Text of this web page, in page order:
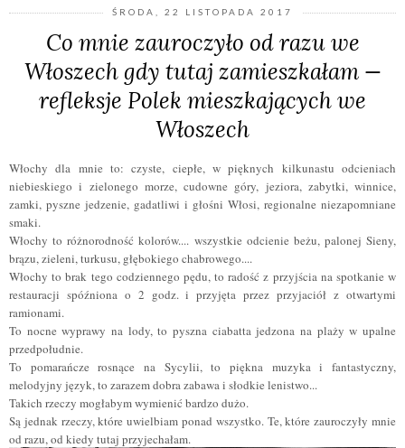
ŚRODA, 22 LISTOPADA 2017
Co mnie zauroczyło od razu we
Włoszech gdy tutaj zamieszkałam —
refleksje Polek mieszkających we
Włoszech
Włochy dla mnie to: czyste, ciepłe, w pięknych kilkunastu odcieniach
niebieskiego i zielonego morze, cudowne góry, jeziora, zabytki, winnice,
zamki, pyszne jedzenie, gadatliwi i głośni Włosi, regionalne niezapomniane
smaki.
Włochy to różnorodność kolorów.... wszystkie odcienie beżu, palonej Sieny,
brązu, zieleni, turkusu, głębokiego chabrowego....
Włochy to brak tego codziennego pędu, to radość z przyjścia na spotkanie w
restauracji spóźniona o 2 godz. i przyjęta przez przyjaciół z otwartymi
ramionami.
To nocne wyprawy na lody, to pyszna ciabatta jedzona na plaży w upalne
przedpołudnie.
To pomarańcze rosnące na Sycylii, to piękna muzyka i fantastyczny,
melodyjny język, to zarazem dobra zabawa i słodkie lenistwo...
Takich rzeczy mogłabym wymienić bardzo dużo.
Są jednak rzeczy, które uwielbiam ponad wszystko. Te, które zauroczyły mnie
od razu, od kiedy tutaj przyjechałam.